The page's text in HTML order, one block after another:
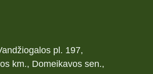
pl. 197,
km., Domeikavos sen.,